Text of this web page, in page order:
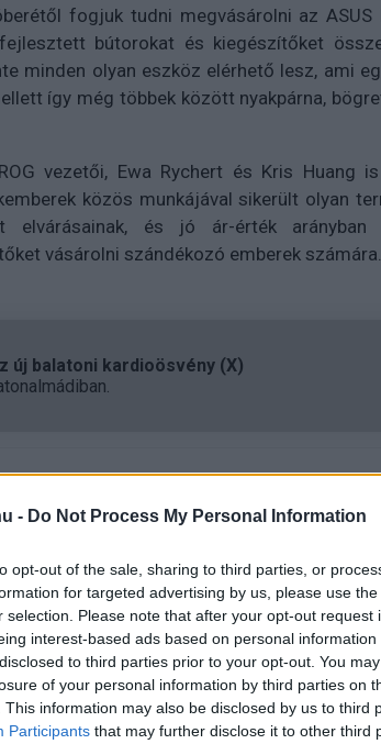
- Do Not Process My Personal Information
opt-out of the sale, sharing to third parties, or
for targeted advertising by us, please use
selection. Please note that after your opt-out request
interest-based ads based on personal
to third parties prior to your opt-out. You
of your personal information by third parties on
This information may also be disclosed by us to third
Participants that may further disclose it to other third
fogjuk tudni megvásárolni az ASUS
bútorokat és kiegészítőket
minden olyan eszköz elérhető lesz, ami
így még többek között nyakpárna,
vezetői, Ewa Rychert és Kris Huang
közös munkájával sikerült olyan
elvárásainak, és jó ár-érték arányban
vásárolni szándékozó emberek számára.
új balatoni kardioösvény (X)
Tetszik